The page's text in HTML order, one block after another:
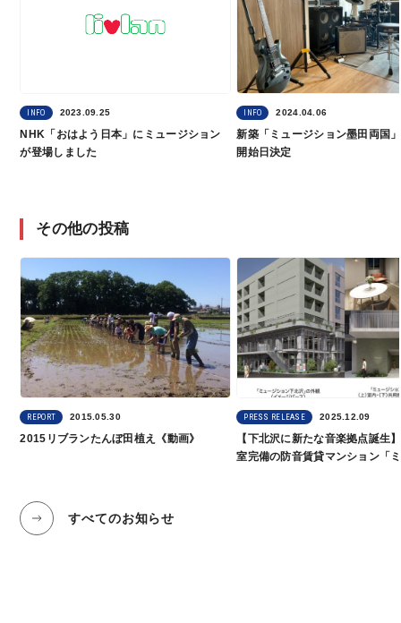
INFO 2023.09.25
NHK「おはよう日本」にミュージション
が登場しました
INFO 2024.04.06
新築「ミュージション墨田両国
開始日決定
その他の投稿
REPORT 2015.05.30
2015リブランたんぼ田植え《動画》
PRESS RELEASE 2025.12.09
【下北沢に新たな音楽拠点誕生
室完備の防音賃貸マンション「
すべてのお知らせ